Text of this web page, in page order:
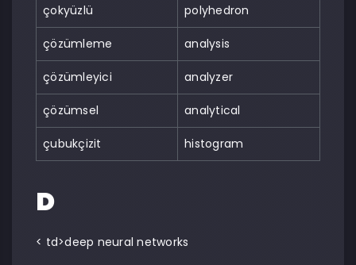
çokyüzlü polyhedron
çözümleme analysis
çözümleyici analyzer
çözümsel analytical
çubukçizit histogram
D
< td>deep neural networks